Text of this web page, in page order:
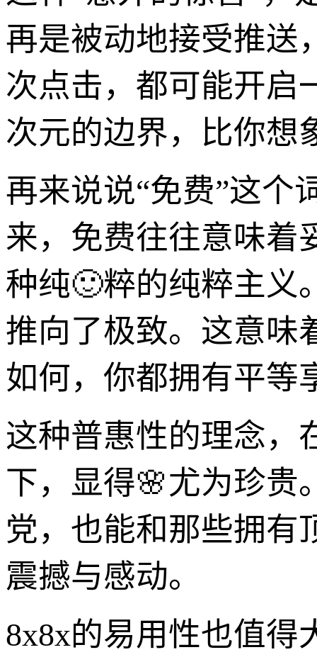
再是被动地接受推送
次点击，都可能开启
次元的边界，比你想
再来说说“免费”这个
来，免费往往意味着
种纯🙂粹的纯粹主义
推向了极致。这意味
如何，你都拥有平等
这种普惠性的理念，
下，显得🌸尤为珍贵
党，也能和那些拥有
震撼与感动。
8x8x的易用性也值得